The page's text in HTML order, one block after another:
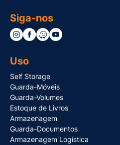
Siga-nos
Uso
Self Storage
Guarda-Móveis
Guarda-Volumes
Estoque de Livros
Armazenagem
Guarda-Documentos
Armazenagem Logística